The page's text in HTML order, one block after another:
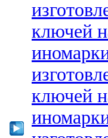
ключей
ключей